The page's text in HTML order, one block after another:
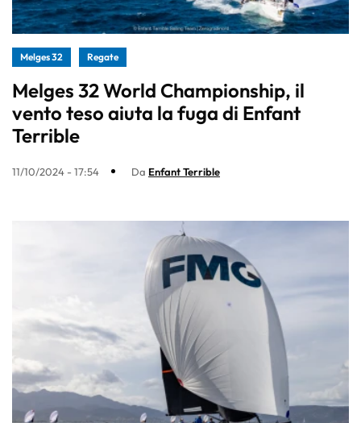
Melges 32 Regate
Melges 32 World Championship, il
vento teso aiuta la fuga di Enfant
Terrible
11/10/2024 - 17:54 Da Enfant Terrible